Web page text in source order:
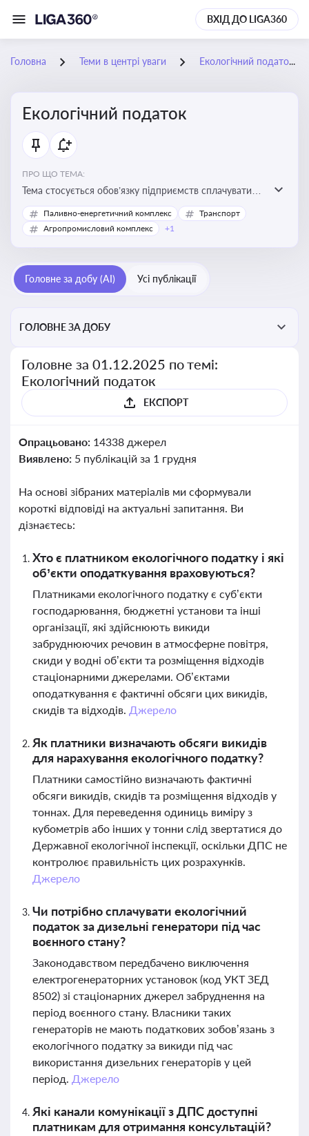
ВХІД ДО LIGA360
Головна Теми в центрі уваги Екологічний податок
Екологічний податок
ПРО ЩО ТЕМА:
Тема стосується обов’язку підприємств сплачувати
екологічний податок за забруднення довкілля. Вона
важлива для екологічного контролю бізнесу,
Паливно-енергетичний комплекс
Транспорт
Агропромисловий комплекс
+1
Головне за добу (AI) Усі публікації
ГОЛОВНЕ ЗА ДОБУ
Головне за 01.12.2025 по темі:
Екологічний податок
ЕКСПОРТ
Опрацьовано: 14338 джерел
Виявлено: 5 публікацій за 1 грудня
На основі зібраних матеріалів ми сформували
короткі відповіді на актуальні запитання. Ви
дізнаєтесь:
Хто є платником екологічного податку і які
об’єкти оподаткування враховуються?
Платниками екологічного податку є суб’єкти
господарювання, бюджетні установи та інші
організації, які здійснюють викиди
забруднюючих речовин в атмосферне повітря,
скиди у водні об’єкти та розміщення відходів
стаціонарними джерелами. Об’єктами
оподаткування є фактичні обсяги цих викидів,
скидів та відходів. Джерело
Як платники визначають обсяги викидів
для нарахування екологічного податку?
Платники самостійно визначають фактичні
обсяги викидів, скидів та розміщення відходів у
тоннах. Для переведення одиниць виміру з
кубометрів або інших у тонни слід звертатися до
Державної екологічної інспекції, оскільки ДПС не
контролює правильність цих розрахунків.
Джерело
Чи потрібно сплачувати екологічний
податок за дизельні генератори під час
воєнного стану?
Законодавством передбачено виключення
електрогенераторних установок (код УКТ ЗЕД
8502) зі стаціонарних джерел забруднення на
період воєнного стану. Власники таких
генераторів не мають податкових зобов’язань з
екологічного податку за викиди під час
використання дизельних генераторів у цей
період. Джерело
Які канали комунікації з ДПС доступні
платникам для отримання консультацій?